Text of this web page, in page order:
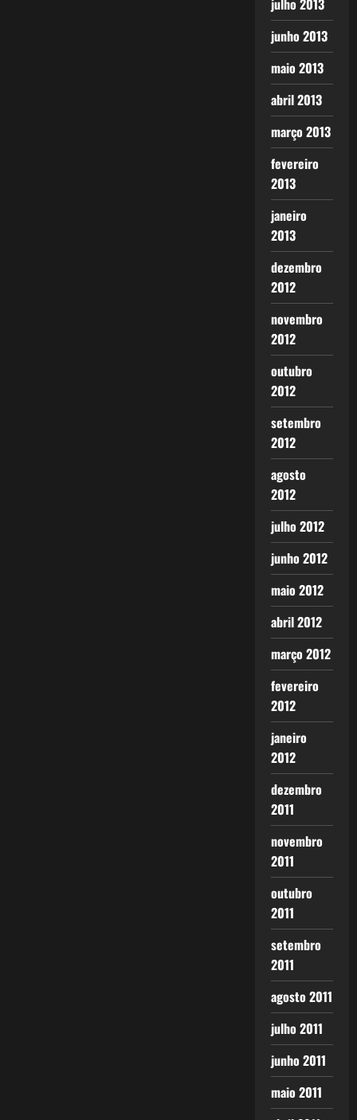
julho 2013
junho 2013
maio 2013
abril 2013
março 2013
fevereiro
2013
janeiro
2013
dezembro
2012
novembro
2012
outubro
2012
setembro
2012
agosto
2012
julho 2012
junho 2012
maio 2012
abril 2012
março 2012
fevereiro
2012
janeiro
2012
dezembro
2011
novembro
2011
outubro
2011
setembro
2011
agosto 2011
julho 2011
junho 2011
maio 2011